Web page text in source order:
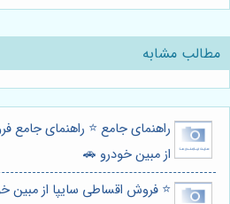
مطالب مشابه
راهنمای جامع ⭐️ راهنمای
از مبین خودرو 🚗
⭐️ فروش اقساطی سایپا از مبین